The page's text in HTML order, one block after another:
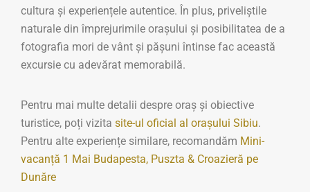
cultura și experiențele autentice. În plus, priveliștile
naturale din împrejurimile orașului și posibilitatea de a
fotografia mori de vânt și pășuni întinse fac această
excursie cu adevărat memorabilă.
Pentru mai multe detalii despre oraș și obiective
turistice, poți vizita site-ul oficial al orașului Sibiu.
Pentru alte experiențe similare, recomandăm Mini-
vacanță 1 Mai Budapesta, Puszta & Croazieră pe
Dunăre